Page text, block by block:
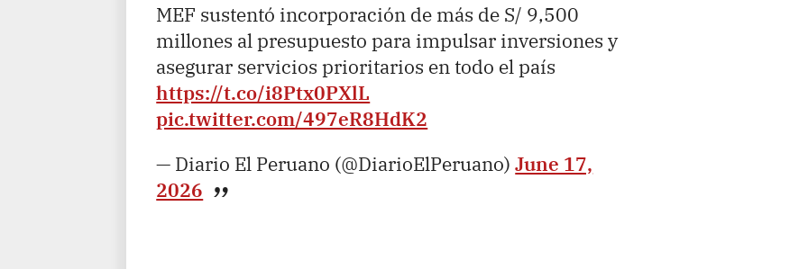
MEF sustentó incorporación de más de S/ 9,500
millones al presupuesto para impulsar inversiones y
asegurar servicios prioritarios en todo el país
https://t.co/i8Ptx0PXlL
pic.twitter.com/497eR8HdK2
— Diario El Peruano (@DiarioElPeruano)June 17,
2026